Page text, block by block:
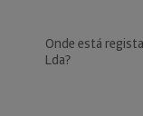
Onde está
Lda?